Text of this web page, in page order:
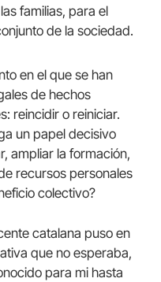
familias, para el
de la sociedad.
en el que se han
de hechos
reincidir o reiniciar.
un papel decisivo
ampliar la formación,
recursos personales
colectivo?
catalana puso en
que no esperaba,
para mi hasta